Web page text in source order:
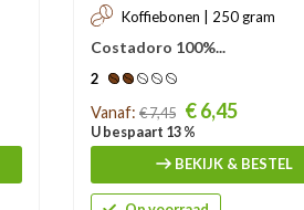
Koffiebonen | 250 gram
Costadoro 100%...
2
Prijs
Vanaf: € 7,45 € 6,45
U bespaart 13 %
BEKIJK & BESTEL